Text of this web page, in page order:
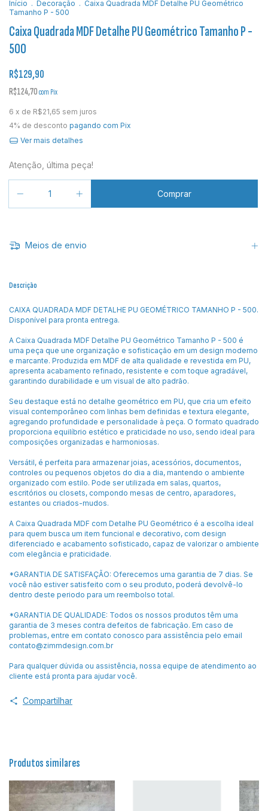
Início . Decoração . Caixa Quadrada MDF Detalhe PU Geométrico
Tamanho P - 500
Caixa Quadrada MDF Detalhe PU Geométrico Tamanho P -
500
R$129,90
R$124,70com Pix
6 x de R$21,65 sem juros
4% de desconto pagando com Pix
Ver mais detalhes
Atenção, última peça!
Meios de envio
Descrição
CAIXA QUADRADA MDF DETALHE PU GEOMÉTRICO TAMANHO P - 500.
Disponível para pronta entrega.
A Caixa Quadrada MDF Detalhe PU Geométrico Tamanho P - 500 é
uma peça que une organização e sofisticação em um design moderno
e marcante. Produzida em MDF de alta qualidade e revestida em PU,
apresenta acabamento refinado, resistente e com toque agradável,
garantindo durabilidade e um visual de alto padrão.
Seu destaque está no detalhe geométrico em PU, que cria um efeito
visual contemporâneo com linhas bem definidas e textura elegante,
agregando profundidade e personalidade à peça. O formato quadrado
proporciona equilíbrio estético e praticidade no uso, sendo ideal para
composições organizadas e harmoniosas.
Versátil, é perfeita para armazenar joias, acessórios, documentos,
controles ou pequenos objetos do dia a dia, mantendo o ambiente
organizado com estilo. Pode ser utilizada em salas, quartos,
escritórios ou closets, compondo mesas de centro, aparadores,
estantes ou criados-mudos.
A Caixa Quadrada MDF com Detalhe PU Geométrico é a escolha ideal
para quem busca um item funcional e decorativo, com design
diferenciado e acabamento sofisticado, capaz de valorizar o ambiente
com elegância e praticidade.
*GARANTIA DE SATISFAÇÃO: Oferecemos uma garantia de 7 dias. Se
você não estiver satisfeito com o seu produto, poderá devolvê-lo
dentro deste periodo para um reembolso total.
*GARANTIA DE QUALIDADE: Todos os nossos produtos têm uma
garantia de 3 meses contra defeitos de fabricação. Em caso de
problemas, entre em contato conosco para assistência pelo email
contato@zimmdesign.com.br
Para qualquer dúvida ou assistência, nossa equipe de atendimento ao
cliente está pronta para ajudar você.
Compartilhar
Produtos similares